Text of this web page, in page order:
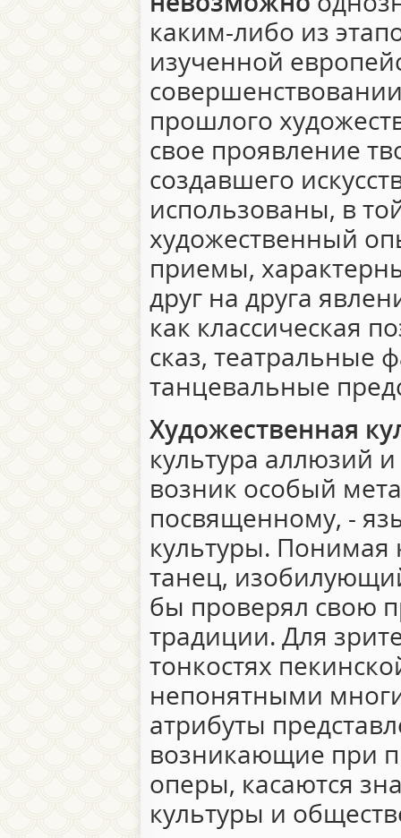
каким-либо из
изученной
прошлого
свое проявление
создавшего
использованы, в
художественный
приемы,
друг на друга
как классическая
сказ, театральные
танцевальные
Художественная
культура аллюзий
возник особый
посвященному, -
культуры. Понимая
танец,
бы проверял свою
традиции. Для
тонкостях
непонятными
атрибуты
возникающие при
оперы, касаются
культуры и